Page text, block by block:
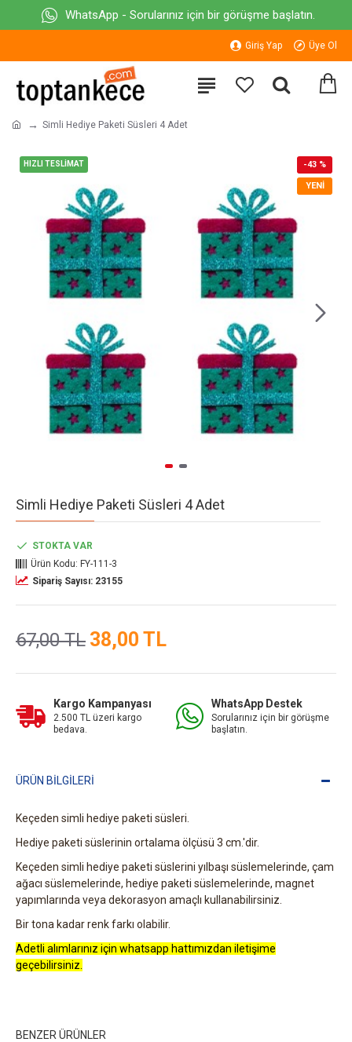
WhatsApp - Sorularınız için bir görüşme başlatın.
Giriş Yap Üye Ol
Simli Hediye Paketi Süsleri 4 Adet
HIZLI TESLİMAT
YENI
-43 %
Simli Hediye Paketi Süsleri 4 Adet
38,00 TL
67,00 TL
STOKTA VAR
Ürün Kodu: FY-111-3
Sipariş Sayısı: 23155
Kargo Kampanyası
2.500 TL üzeri kargo
bedava.
WhatsApp Destek
Sorularınız için bir görüşme
başlatın.
ÜRÜN BILGILERI
Keçeden simli hediye paketi süsleri.
Hediye paketi süslerinin ortalama ölçüsü 3 cm.'dir.
Keçeden simli hediye paketi süslerini yılbaşı süslemelerinde, çam
ağacı süslemelerinde, hediye paketi süslemelerinde, magnet
yapımlarında veya dekorasyon amaçlı kullanabilirsiniz.
Bir tona kadar renk farkı olabilir.
Adetli alımlarınız için whatsapp hattımızdan iletişime
geçebilirsiniz.
BENZER ÜRÜNLER